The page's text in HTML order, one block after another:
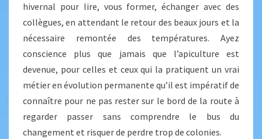
hivernal pour lire, vous former, échanger avec des
collègues, en attendant le retour des beaux jours et la
nécessaire remontée des températures. Ayez
conscience plus que jamais que l’apiculture est
devenue, pour celles et ceux qui la pratiquent un vrai
métier en évolution permanente qu’il est impératif de
connaître pour ne pas rester sur le bord de la route à
regarder passer sans comprendre le bus du
changement et risquer de perdre trop de colonies.